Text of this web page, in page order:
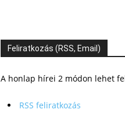
Feliratkozás (RSS, Email)
A honlap hírei 2 módon lehet
RSS feliratkozás